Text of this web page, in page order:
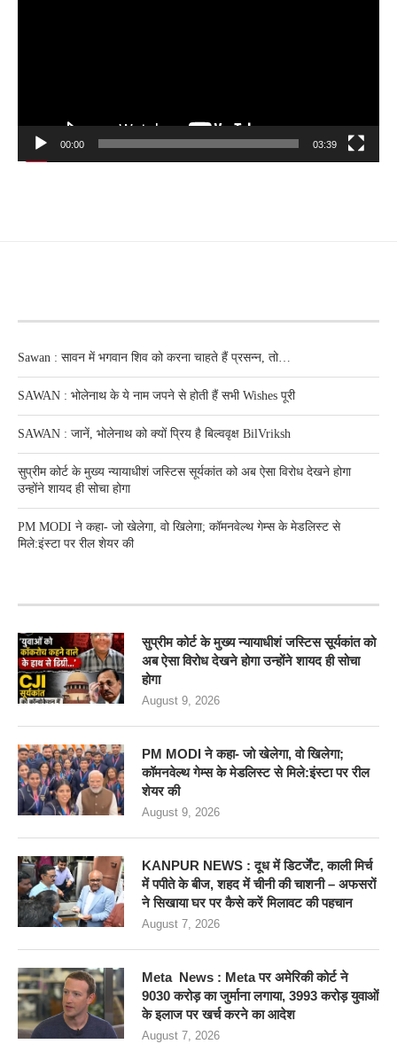
00:00 03:39
Sawan : सावन में भगवान शिव को करना चाहते हैं प्रसन्न, तो…
SAWAN : भोलेनाथ के ये नाम जपने से होती हैं सभी Wishes पूरी
SAWAN : जानें, भोलेनाथ को क्यों प्रिय है बिल्ववृक्ष BilVriksh
सुप्रीम कोर्ट के मुख्य न्यायाधीशं जस्टिस सूर्यकांत को अब ऐसा विरोध देखने होगा
उन्होंने शायद ही सोचा होगा
PM MODI ने कहा- जो खेलेगा, वो खिलेगा; कॉमनवेल्थ गेम्स के मेडलिस्ट से
मिले:इंस्टा पर रील शेयर की
सुप्रीम कोर्ट के मुख्य न्यायाधीशं जस्टिस सूर्यकांत को
अब ऐसा विरोध देखने होगा उन्होंने शायद ही सोचा
होगा
August 9, 2026
PM MODI ने कहा- जो खेलेगा, वो खिलेगा;
कॉमनवेल्थ गेम्स के मेडलिस्ट से मिले:इंस्टा पर रील
शेयर की
August 9, 2026
KANPUR NEWS : दूध में डिटर्जेंट, काली मिर्च
में पपीते के बीज, शहद में चीनी की चाशनी – अफसरों
ने सिखाया घर पर कैसे करें मिलावट की पहचान
August 7, 2026
Meta News : Meta पर अमेरिकी कोर्ट ने
9030 करोड़ का जुर्माना लगाया, 3993 करोड़ युवाओं
के इलाज पर खर्च करने का आदेश
August 7, 2026